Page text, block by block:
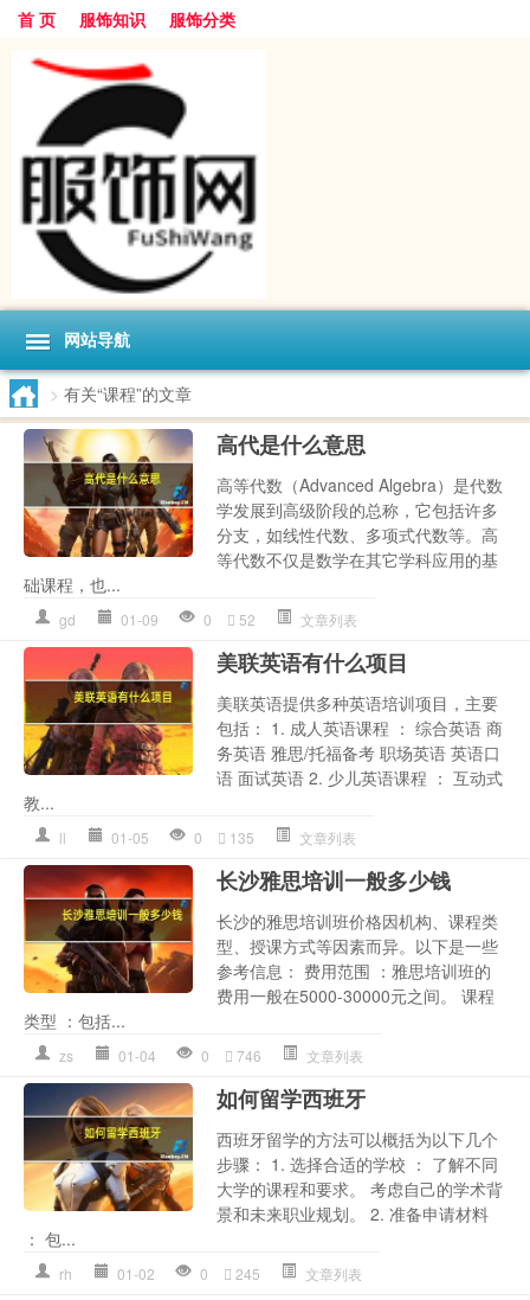
首 页 服饰知识 服饰分类
网站导航
> 有关“课程”的文章
高代是什么意思
高等代数（Advanced Algebra）是代数
学发展到高级阶段的总称，它包括许多
分支，如线性代数、多项式代数等。高
等代数不仅是数学在其它学科应用的基
础课程，也...
gd 01-09 0 52 文章列表
美联英语有什么项目
美联英语提供多种英语培训项目，主要
包括： 1. 成人英语课程 ： 综合英语 商
务英语 雅思/托福备考 职场英语 英语口
语 面试英语 2. 少儿英语课程 ： 互动式
教...
ll 01-05 0 135 文章列表
长沙雅思培训一般多少钱
长沙的雅思培训班价格因机构、课程类
型、授课方式等因素而异。以下是一些
参考信息： 费用范围 ：雅思培训班的
费用一般在5000-30000元之间。 课程
类型 ：包括...
zs 01-04 0 746 文章列表
如何留学西班牙
西班牙留学的方法可以概括为以下几个
步骤： 1. 选择合适的学校 ： 了解不同
大学的课程和要求。 考虑自己的学术背
景和未来职业规划。 2. 准备申请材料
： 包...
rh 01-02 0 245 文章列表